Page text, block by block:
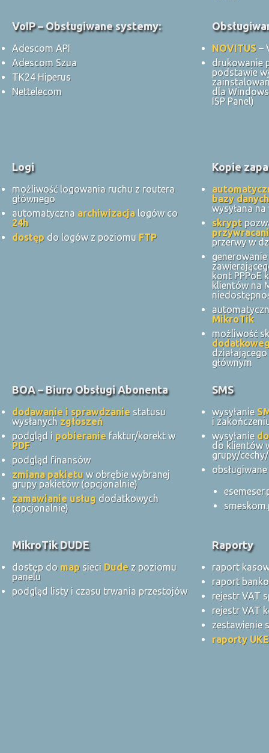
VoIP – Obsługiwane systemy:
Adescom API
Adescom Szua
TK24 Hiperus
Nettelecom
NOVITUS –
drukowanie
podstawie
dla
ISP Panel)
Logi
możliwość logowania ruchu z routera
głównego
automatyczna archiwizacjalogów co
24h
dostęp do logów z poziomu FTP
Kopie
bazy danych
wysyłana
skrypt
przerwy w
kont PPPoE
klientów na
MikroTik
możliwość
głównym
BOA – Biuro Obsługi Abonenta
dodawanie i sprawdzanie statusu
wysłanych zgłoszeń
podgląd i pobieranie faktur/korekt w
PDF
podgląd finansów
zmiana pakietu w obrębie wybranej
grupy pakietów (opcjonalnie)
zamawianie usług dodatkowych
(opcjonalnie)
SMS
wysyłanie
i
wysyłanie
do klientów
grupy/
MikroTik DUDE
dostęp do map sieci Dude z poziomu
panelu
podgląd listy i czasu trwania przestojów
Raporty
raport
raport
rejestr VAT
rejestr VAT
zestawienie
raporty UKE